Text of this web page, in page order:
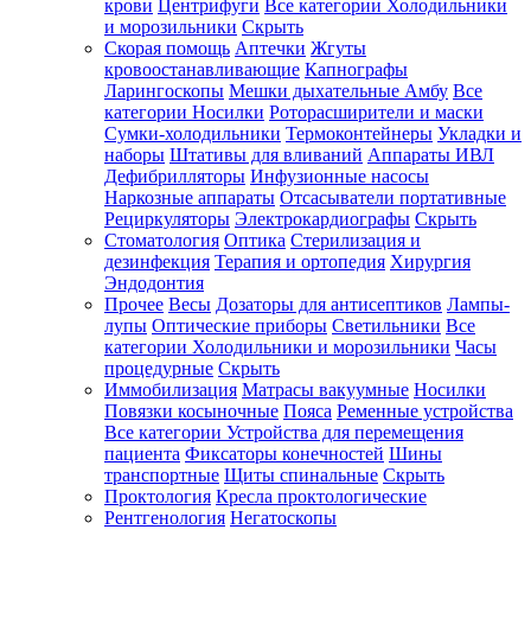
крови Центрифуги Все категории Холодильники
и морозильники Скрыть
Скорая помощь Аптечки Жгуты
кровоостанавливающие Капнографы
Ларингоскопы Мешки дыхательные Амбу Все
категории Носилки Роторасширители и маски
Сумки-холодильники Термоконтейнеры Укладки и
наборы Штативы для вливаний Аппараты ИВЛ
Дефибрилляторы Инфузионные насосы
Наркозные аппараты Отсасыватели портативные
Рециркуляторы Электрокардиографы Скрыть
Стоматология Оптика Стерилизация и
дезинфекция Терапия и ортопедия Хирургия
Эндодонтия
Прочее Весы Дозаторы для антисептиков Лампы-
лупы Оптические приборы Светильники Все
категории Холодильники и морозильники Часы
процедурные Скрыть
Иммобилизация Матрасы вакуумные Носилки
Повязки косыночные Пояса Ременные устройства
Все категории Устройства для перемещения
пациента Фиксаторы конечностей Шины
транспортные Щиты спинальные Скрыть
Проктология Кресла проктологические
Рентгенология Негатоскопы